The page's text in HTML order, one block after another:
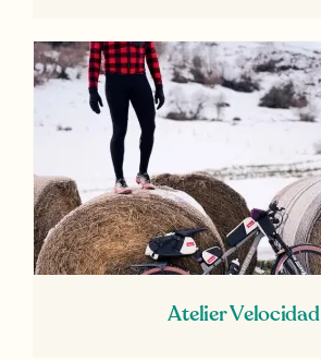
Atelier Velocidad